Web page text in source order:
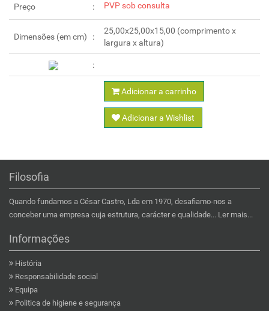
Preço PVP sob consulta
Dimensões (em cm)
25,00x25,00x15,00 (comprimento x
largura x altura)
Adicionar a carrinho
Adicionar a Wishlist
Filosofia
Quando fundamos a César Castro, Lda em 1970, desafiamo-nos a
conceber uma empresa cuja estrutura, carácter e qualidade... Ler mais...
Informações
História
Responsabilidade social
Equipa
Politica de higiene e segurança